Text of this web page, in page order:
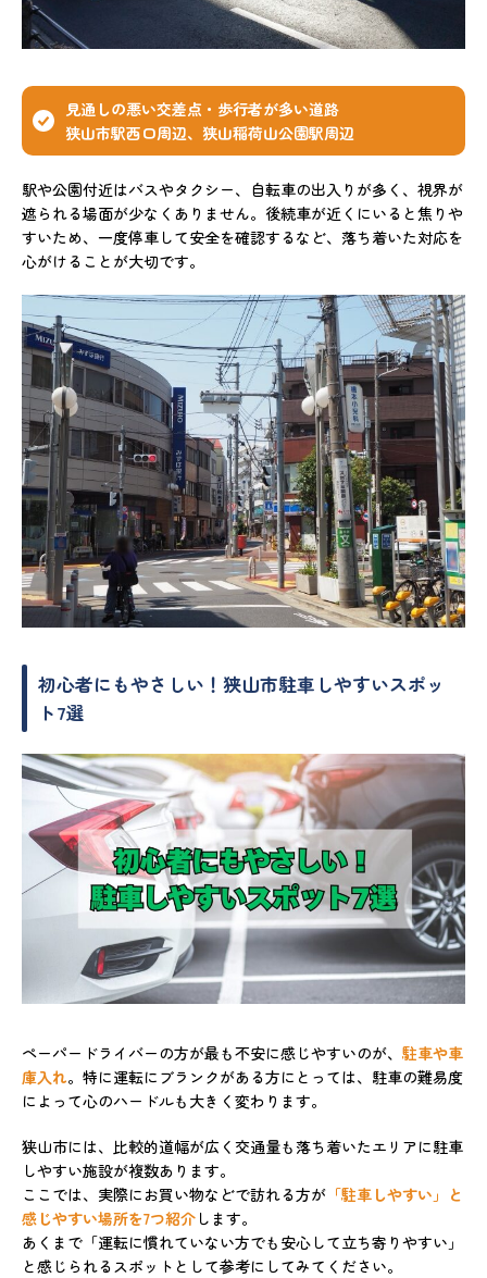
見通しの悪い交差点・歩行者が多い道路
狭山市駅西口周辺、狭山稲荷山公園駅周辺
駅や公園付近はバスやタクシー、自転車の出入りが多く、視界が
遮られる場面が少なくありません。後続車が近くにいると焦りや
すいため、一度停車して安全を確認するなど、落ち着いた対応を
心がけることが大切です。
初心者にもやさしい！狭山市駐車しやすいスポッ
ト7選
ペーパードライバーの方が最も不安に感じやすいのが、 駐車や車
庫入れ。特に運転にブランクがある方にとっては、駐車の難易度
によって心のハードルも大きく変わります。
狭山市には、比較的道幅が広く交通量も落ち着いたエリアに駐車
しやすい施設が複数あります。
ここでは、実際にお買い物などで訪れる方が 「駐車しやすい」と
感じやすい場所を7つ紹介 します。
あくまで「運転に慣れていない方でも安心して立ち寄りやすい」
と感じられるスポットとして参考にしてみてください。